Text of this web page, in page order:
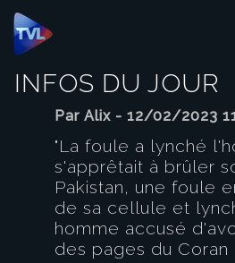
Panneau de gestion des
INFOS DU JOUR
Par Alix - 12/02/2023
"La foule a lynché
s'apprêtait à brûler
Pakistan, une foule
de sa cellule et
homme accusé
des pages du Coran